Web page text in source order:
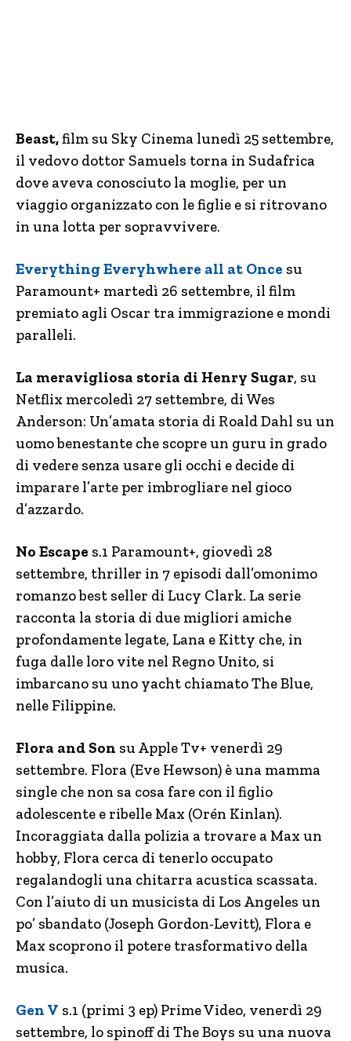
Beast,film su Sky Cinema lunedì 25 settembre,
il vedovo dottor Samuels torna in Sudafrica
dove aveva conosciuto la moglie, per un
viaggio organizzato con le figlie e si ritrovano
in una lotta per sopravvivere.
Everything Everyhwhere all at Once su
Paramount+ martedì 26 settembre, il film
premiato agli Oscar tra immigrazione e mondi
paralleli.
La meravigliosa storia di Henry Sugar, su
Netflix mercoledì 27 settembre, di Wes
Anderson: Un’amata storia di Roald Dahl su un
uomo benestante che scopre un guru in grado
di vedere senza usare gli occhi e decide di
imparare l’arte per imbrogliare nel gioco
d’azzardo.
No Escape s.1 Paramount+, giovedì 28
settembre, thriller in 7 episodi dall’omonimo
romanzo best seller di Lucy Clark. La serie
racconta la storia di due migliori amiche
profondamente legate, Lana e Kitty che, in
fuga dalle loro vite nel Regno Unito, si
imbarcano su uno yacht chiamato The Blue,
nelle Filippine.
Flora and Son su Apple Tv+ venerdì 29
settembre. Flora (Eve Hewson) è una mamma
single che non sa cosa fare con il figlio
adolescente e ribelle Max (Orén Kinlan).
Incoraggiata dalla polizia a trovare a Max un
hobby, Flora cerca di tenerlo occupato
regalandogli una chitarra acustica scassata.
Con l’aiuto di un musicista di Los Angeles un
po’ sbandato (Joseph Gordon-Levitt), Flora e
Max scoprono il potere trasformativo della
musica.
Gen V s.1 (primi 3 ep) Prime Video, venerdì 29
settembre, lo spinoff di The Boys su una nuova